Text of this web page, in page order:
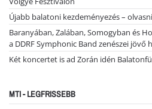
Újabb balatoni kezdeményezés –
Baranyában, Zalában, Somogyban és
a DDRF Symphonic Band zenészei jövő
Két koncertet is ad Zorán idén
MTI - LEGFRISSEBB